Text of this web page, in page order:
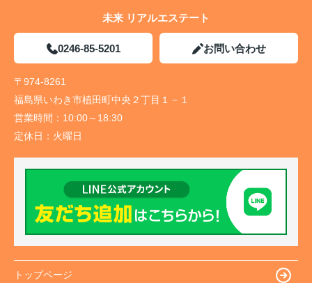
未来 リアルエステート
0246-85-5201 お問い合わせ
〒974-8261
福島県いわき市植田町中央２丁目１－１
営業時間： 10:00～18:30
定休日： 火曜日
トップページ